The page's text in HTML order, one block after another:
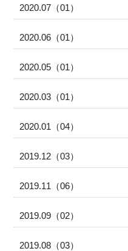
2020.07（01）
2020.06（01）
2020.05（01）
2020.03（01）
2020.01（04）
2019.12（03）
2019.11（06）
2019.09（02）
2019.08（03）